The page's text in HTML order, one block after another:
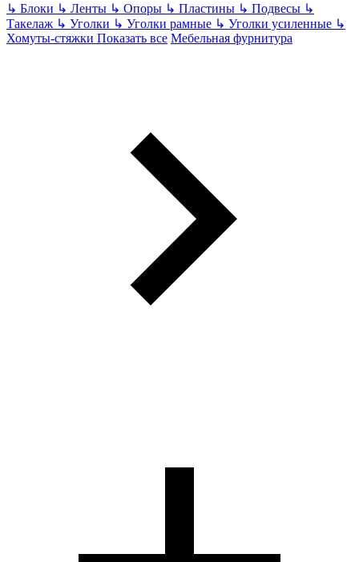
↳ Блоки ↳ Ленты ↳ Опоры ↳ Пластины ↳ Подвесы ↳
Такелаж ↳ Уголки ↳ Уголки рамные ↳ Уголки усиленные ↳
Хомуты-стяжки Показать все Мебельная фурнитура